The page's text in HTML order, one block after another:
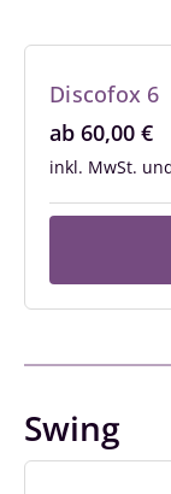
Discofox 6
ab 60,00 €
inkl. MwSt.
Swing